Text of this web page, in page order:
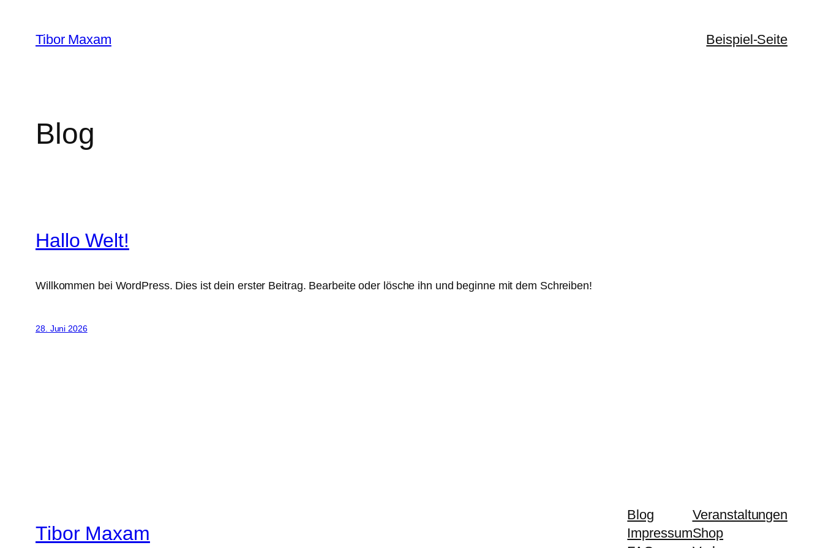
Inhalt
springen
Tibor Maxam Beispiel-Seite
Blog
Hallo Welt!
Willkommen bei WordPress. Dies ist dein erster Beitrag. Bearbeite oder lösche ihn und beginne mit dem Schreiben!
28. Juni 2026
Tibor Maxam
Blog
Impressum
Veranstaltungen
Shop